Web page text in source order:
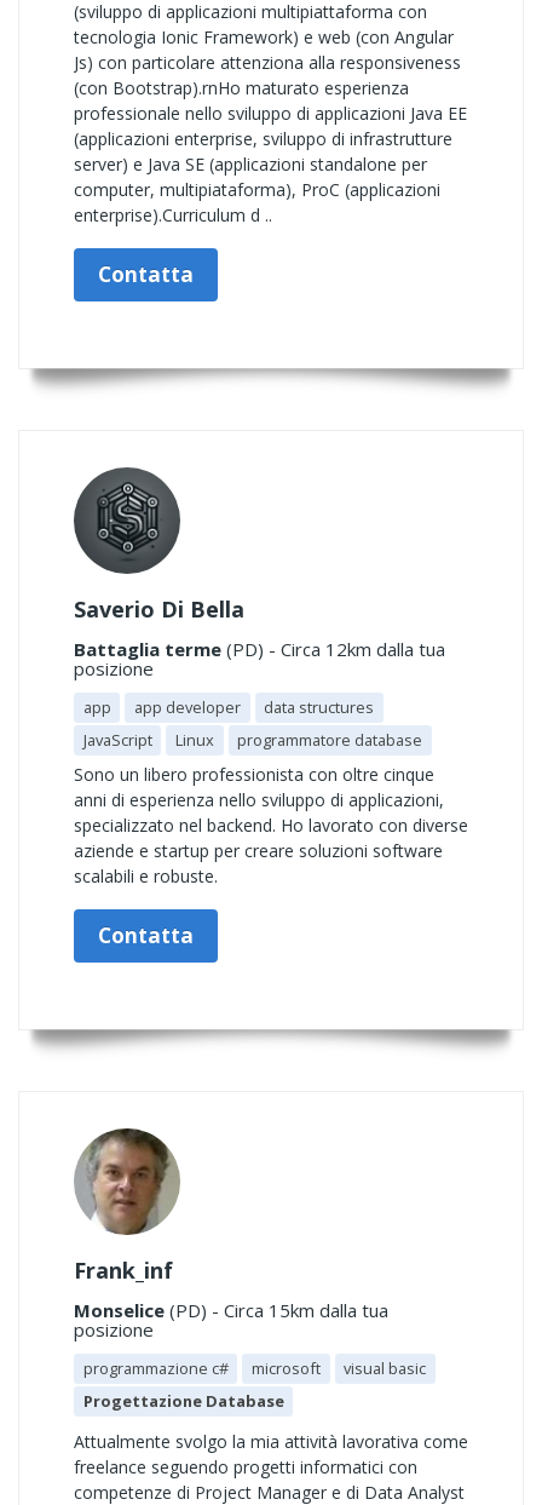
(sviluppo di applicazioni multipiattaforma con
tecnologia Ionic Framework) e web (con Angular
Js) con particolare attenziona alla responsiveness
(con Bootstrap).rnHo maturato esperienza
professionale nello sviluppo di applicazioni Java EE
(applicazioni enterprise, sviluppo di infrastrutture
server) e Java SE (applicazioni standalone per
computer, multipiataforma), ProC (applicazioni
enterprise).Curriculum d ..
Contatta
Saverio Di Bella
Battaglia terme (PD) - Circa 12km dalla tua
posizione
app app developer
data structures
JavaScript
Linux programmatore database
Sono un libero professionista con oltre cinque
anni di esperienza nello sviluppo di applicazioni,
specializzato nel backend. Ho lavorato con diverse
aziende e startup per creare soluzioni software
scalabili e robuste.
Contatta
Frank_inf
Monselice (PD) - Circa 15km dalla tua
posizione
programmazione c# microsoft
visual basic
Progettazione Database
Attualmente svolgo la mia attività lavorativa come
freelance seguendo progetti informatici con
competenze di Project Manager e di Data Analyst